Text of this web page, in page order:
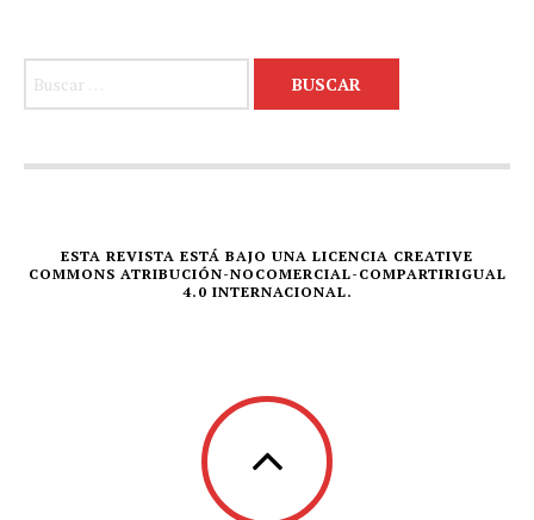
ESTA REVISTA ESTÁ BAJO UNA LICENCIA CREATIVE
COMMONS ATRIBUCIÓN-NOCOMERCIAL-COMPARTIRIGUAL
4.0 INTERNACIONAL.